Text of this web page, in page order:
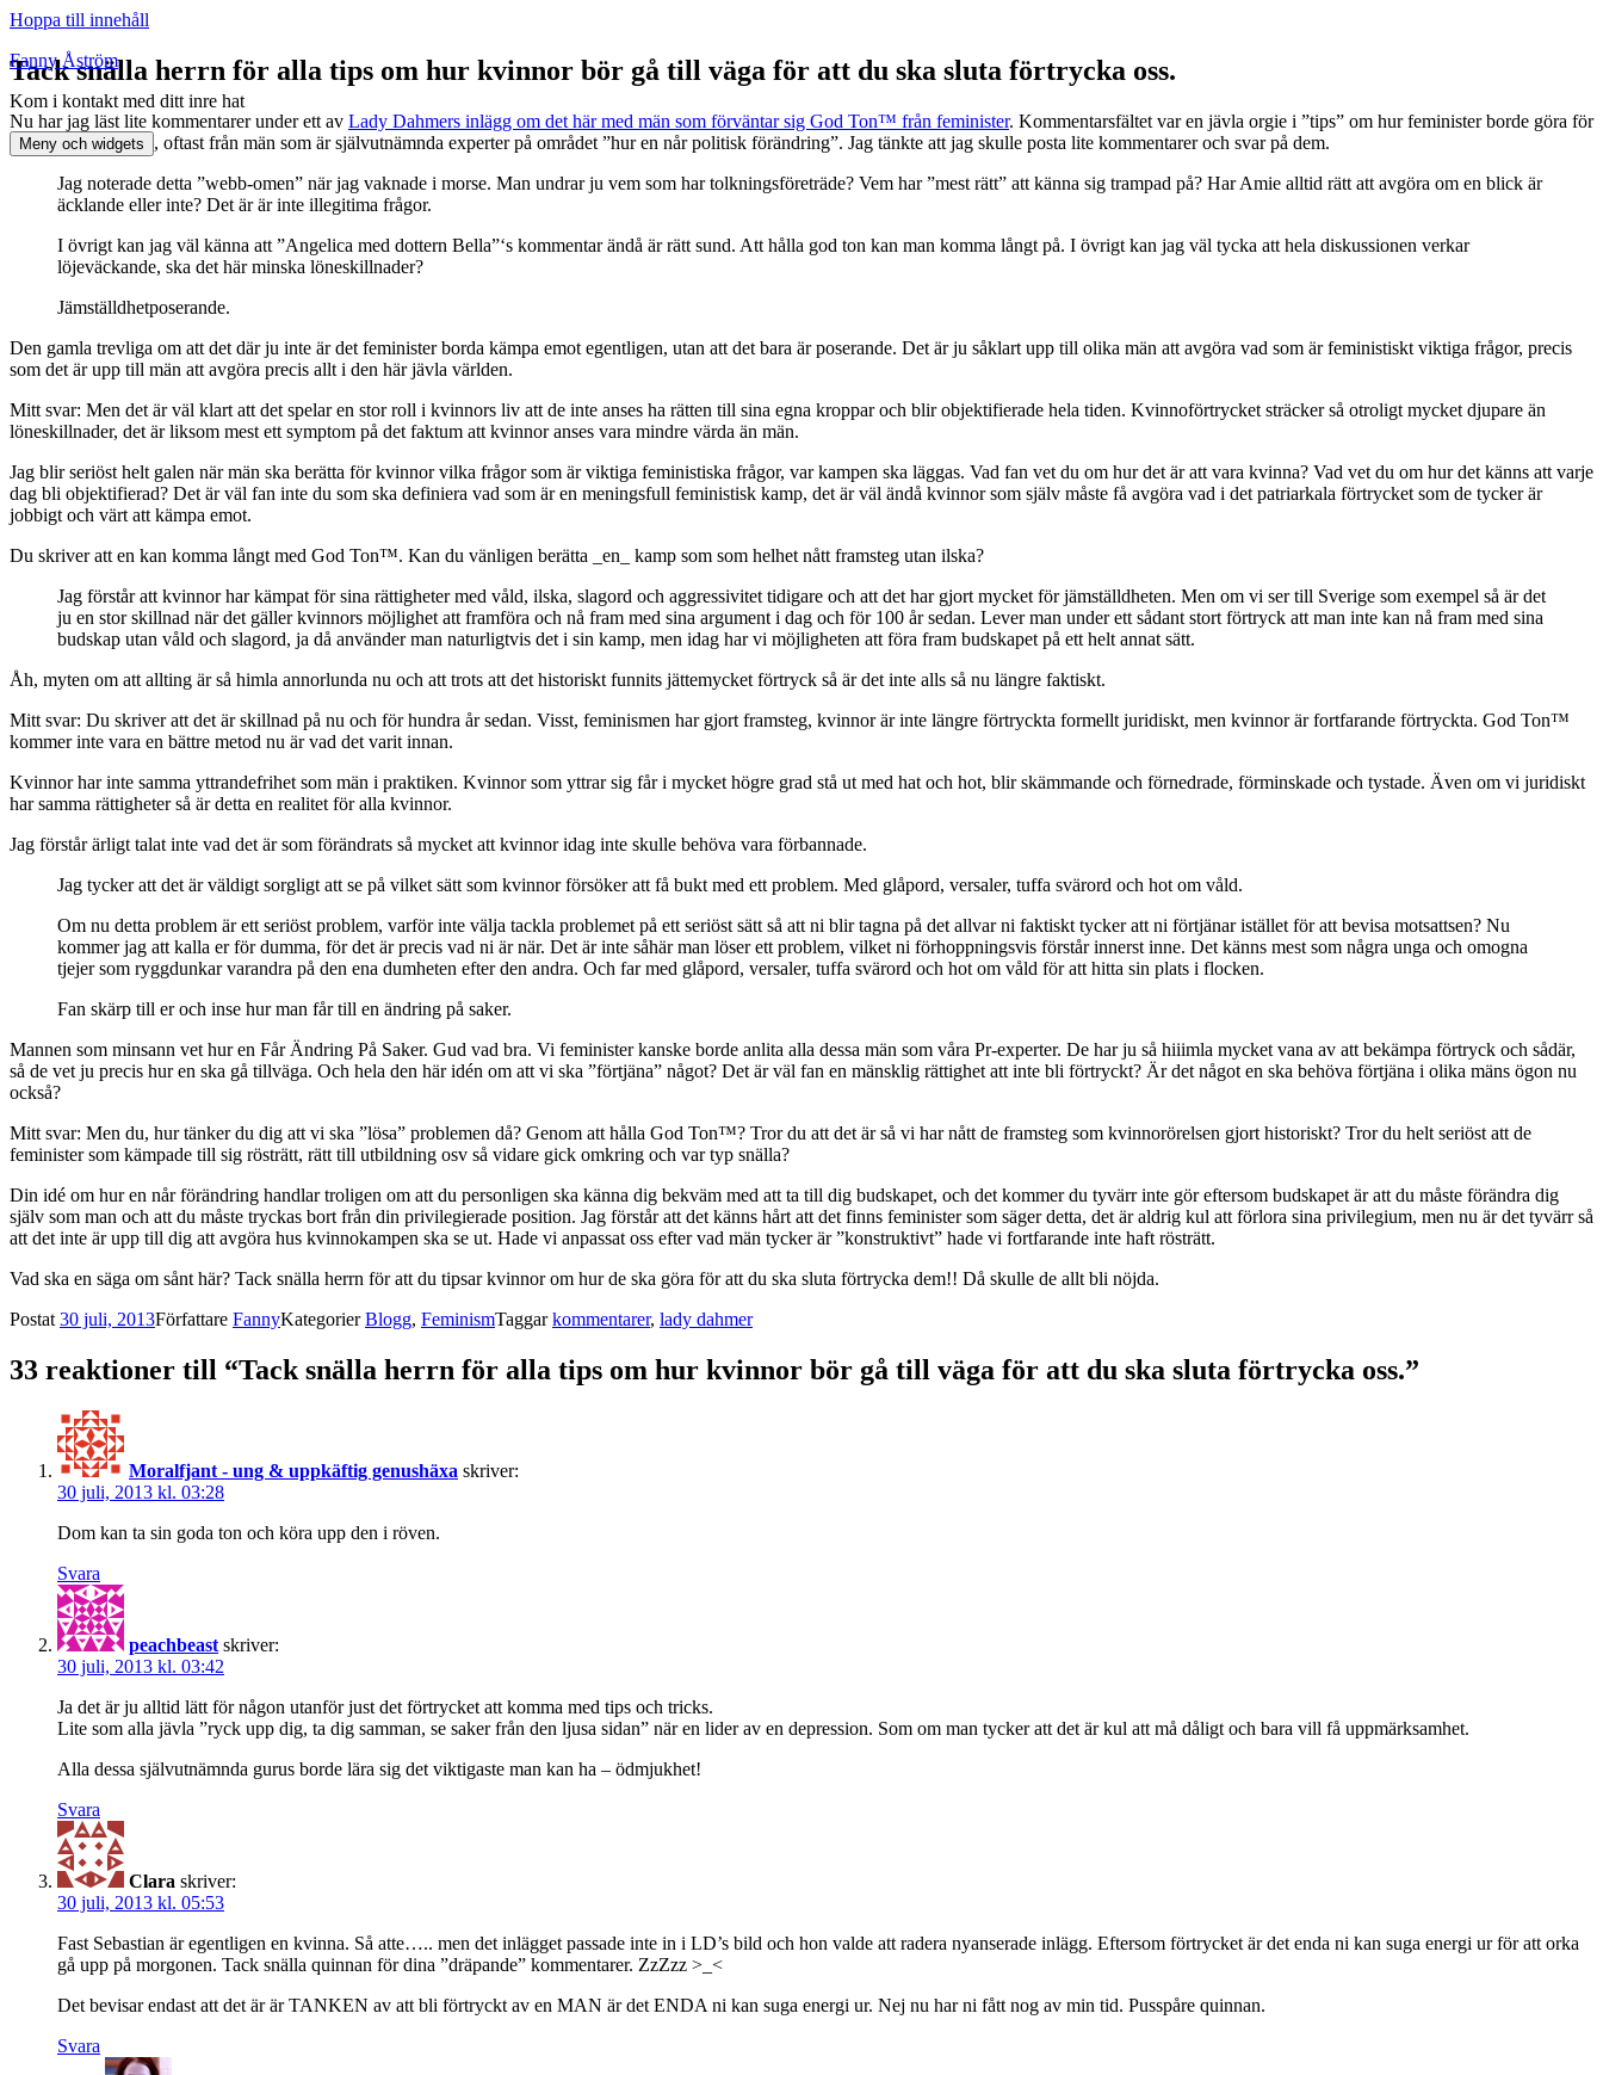
Hoppa till innehåll
Fanny Åström
Kom i kontakt med ditt inre hat
Meny och widgets
Tack snälla herrn för alla tips om hur kvinnor bör gå till väga för att du ska sluta förtrycka oss.
Nu har jag läst lite kommentarer under ett av Lady Dahmers inlägg om det här med män som förväntar sig God Ton™ från feminister. Kommentarsfältet var en jävla orgie i ”tips” om hur feminister borde göra för
att vinna inflytande, oftast från män som är självutnämnda experter på området ”hur en når politisk förändring”. Jag tänkte att jag skulle posta lite kommentarer och svar på dem.
Jag noterade detta ”webb-omen” när jag vaknade i morse. Man undrar ju vem som har tolkningsföreträde? Vem har ”mest rätt” att känna sig trampad på? Har Amie alltid rätt att avgöra om en blick är
äcklande eller inte? Det är är inte illegitima frågor.
I övrigt kan jag väl känna att ”Angelica med dottern Bella”‘s kommentar ändå är rätt sund. Att hålla god ton kan man komma långt på. I övrigt kan jag väl tycka att hela diskussionen verkar
löjeväckande, ska det här minska löneskillnader?
Jämställdhetposerande.
Den gamla trevliga om att det där ju inte är det feminister borda kämpa emot egentligen, utan att det bara är poserande. Det är ju såklart upp till olika män att avgöra vad som är feministiskt viktiga frågor, precis
som det är upp till män att avgöra precis allt i den här jävla världen.
Mitt svar: Men det är väl klart att det spelar en stor roll i kvinnors liv att de inte anses ha rätten till sina egna kroppar och blir objektifierade hela tiden. Kvinnoförtrycket sträcker så otroligt mycket djupare än
löneskillnader, det är liksom mest ett symptom på det faktum att kvinnor anses vara mindre värda än män.
Jag blir seriöst helt galen när män ska berätta för kvinnor vilka frågor som är viktiga feministiska frågor, var kampen ska läggas. Vad fan vet du om hur det är att vara kvinna? Vad vet du om hur det känns att varje
dag bli objektifierad? Det är väl fan inte du som ska definiera vad som är en meningsfull feministisk kamp, det är väl ändå kvinnor som själv måste få avgöra vad i det patriarkala förtrycket som de tycker är
jobbigt och värt att kämpa emot.
Du skriver att en kan komma långt med God Ton™. Kan du vänligen berätta _en_ kamp som som helhet nått framsteg utan ilska?
Jag förstår att kvinnor har kämpat för sina rättigheter med våld, ilska, slagord och aggressivitet tidigare och att det har gjort mycket för jämställdheten. Men om vi ser till Sverige som exempel så är det
ju en stor skillnad när det gäller kvinnors möjlighet att framföra och nå fram med sina argument i dag och för 100 år sedan. Lever man under ett sådant stort förtryck att man inte kan nå fram med sina
budskap utan våld och slagord, ja då använder man naturligtvis det i sin kamp, men idag har vi möjligheten att föra fram budskapet på ett helt annat sätt.
Åh, myten om att allting är så himla annorlunda nu och att trots att det historiskt funnits jättemycket förtryck så är det inte alls så nu längre faktiskt.
Mitt svar: Du skriver att det är skillnad på nu och för hundra år sedan. Visst, feminismen har gjort framsteg, kvinnor är inte längre förtryckta formellt juridiskt, men kvinnor är fortfarande förtryckta. God Ton™
kommer inte vara en bättre metod nu är vad det varit innan.
Kvinnor har inte samma yttrandefrihet som män i praktiken. Kvinnor som yttrar sig får i mycket högre grad stå ut med hat och hot, blir skämmande och förnedrade, förminskade och tystade. Även om vi juridiskt
har samma rättigheter så är detta en realitet för alla kvinnor.
Jag förstår ärligt talat inte vad det är som förändrats så mycket att kvinnor idag inte skulle behöva vara förbannade.
Jag tycker att det är väldigt sorgligt att se på vilket sätt som kvinnor försöker att få bukt med ett problem. Med glåpord, versaler, tuffa svärord och hot om våld.
Om nu detta problem är ett seriöst problem, varför inte välja tackla problemet på ett seriöst sätt så att ni blir tagna på det allvar ni faktiskt tycker att ni förtjänar istället för att bevisa motsattsen? Nu
kommer jag att kalla er för dumma, för det är precis vad ni är när. Det är inte såhär man löser ett problem, vilket ni förhoppningsvis förstår innerst inne. Det känns mest som några unga och omogna
tjejer som ryggdunkar varandra på den ena dumheten efter den andra. Och far med glåpord, versaler, tuffa svärord och hot om våld för att hitta sin plats i flocken.
Fan skärp till er och inse hur man får till en ändring på saker.
Mannen som minsann vet hur en Får Ändring På Saker. Gud vad bra. Vi feminister kanske borde anlita alla dessa män som våra Pr-experter. De har ju så hiiimla mycket vana av att bekämpa förtryck och sådär,
så de vet ju precis hur en ska gå tillväga. Och hela den här idén om att vi ska ”förtjäna” något? Det är väl fan en mänsklig rättighet att inte bli förtryckt? Är det något en ska behöva förtjäna i olika mäns ögon nu
också?
Mitt svar: Men du, hur tänker du dig att vi ska ”lösa” problemen då? Genom att hålla God Ton™? Tror du att det är så vi har nått de framsteg som kvinnorörelsen gjort historiskt? Tror du helt seriöst att de
feminister som kämpade till sig rösträtt, rätt till utbildning osv så vidare gick omkring och var typ snälla?
Din idé om hur en når förändring handlar troligen om att du personligen ska känna dig bekväm med att ta till dig budskapet, och det kommer du tyvärr inte gör eftersom budskapet är att du måste förändra dig
själv som man och att du måste tryckas bort från din privilegierade position. Jag förstår att det känns hårt att det finns feminister som säger detta, det är aldrig kul att förlora sina privilegium, men nu är det tyvärr så
att det inte är upp till dig att avgöra hus kvinnokampen ska se ut. Hade vi anpassat oss efter vad män tycker är ”konstruktivt” hade vi fortfarande inte haft rösträtt.
Vad ska en säga om sånt här? Tack snälla herrn för att du tipsar kvinnor om hur de ska göra för att du ska sluta förtrycka dem!! Då skulle de allt bli nöjda.
Postat 30 juli, 2013Författare FannyKategorierBlogg, FeminismTaggarkommentarer, lady dahmer
33 reaktioner till “Tack snälla herrn för alla tips om hur kvinnor bör gå till väga för att du ska sluta förtrycka oss.”
Moralfjant - ung & uppkäftig genushäxa skriver:
30 juli, 2013 kl. 03:28
Dom kan ta sin goda ton och köra upp den i röven.
Svara
peachbeast skriver:
30 juli, 2013 kl. 03:42
Ja det är ju alltid lätt för någon utanför just det förtrycket att komma med tips och tricks.
Lite som alla jävla ”ryck upp dig, ta dig samman, se saker från den ljusa sidan” när en lider av en depression. Som om man tycker att det är kul att må dåligt och bara vill få uppmärksamhet.
Alla dessa självutnämnda gurus borde lära sig det viktigaste man kan ha – ödmjukhet!
Svara
Clara skriver:
30 juli, 2013 kl. 05:53
Fast Sebastian är egentligen en kvinna. Så atte….. men det inlägget passade inte in i LD’s bild och hon valde att radera nyanserade inlägg. Eftersom förtrycket är det enda ni kan suga energi ur för att orka
gå upp på morgonen. Tack snälla quinnan för dina ”dräpande” kommentarer. ZzZzz >_<
Det bevisar endast att det är är TANKEN av att bli förtryckt av en MAN är det ENDA ni kan suga energi ur. Nej nu har ni fått nog av min tid. Pusspåre quinnan.
Svara